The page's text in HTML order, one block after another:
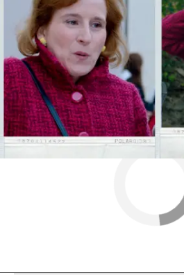
Más sobre este tema:
Ane Gabarain Jon Plazaola